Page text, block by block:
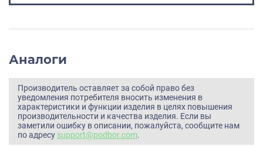
Аналоги
Производитель оставляет за собой право без
уведомления потребителя вносить изменения в
характеристики и функции изделия в целях повышения
производительности и качества изделия. Если вы
заметили ошибку в описании, пожалуйста, сообщите нам
по адресу support@podbor.com.